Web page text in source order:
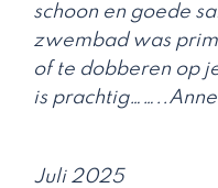
schoon en goede
zwembad was
of te dobberen op
is
Juli